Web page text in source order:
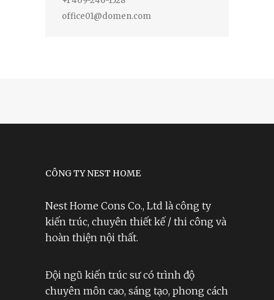
office01@domen.com
CÔNG TY NEST HOME
Nest Home Cons Co., Ltd là công ty
kiến trúc, chuyên thiết kế / thi công và
hoàn thiện nội thất.
Đội ngũ kiến trúc sư có trình độ
chuyên môn cao, sáng tạo, phong cách